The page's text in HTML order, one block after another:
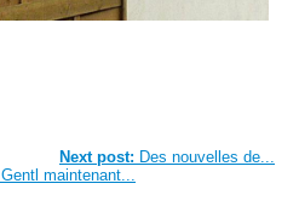
Next post: Des nouvelles de...
Gentl maintenant...